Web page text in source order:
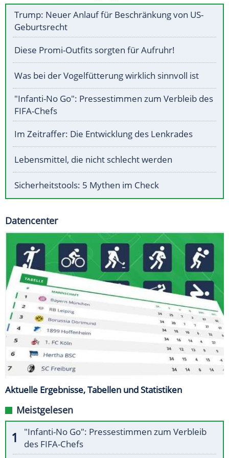
Trump: Neuer Anlauf für Beschränkung von US-
Geburtsrecht
Diese Promi-Outfits sorgten für Aufruhr!
Was bei der Vogelfütterung wirklich sinnvoll ist
"Infanti-No Go": Pressestimmen zum Verbleib des
FIFA-Chefs
Im Zeitraffer: Die Entwicklung des Lenkrades
Lebensmittel, die nicht schlecht werden
Sicherheitstools: 5 Mythen im Check
Datencenter
Aktuelle Ergebnisse, Tabellen und Statistiken
Meistgelesen
"Infanti-No Go": Pressestimmen zum Verbleib
des FIFA-Chefs